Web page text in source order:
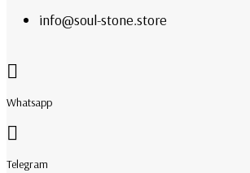
info@soul-stone.store
Whatsapp
Telegram